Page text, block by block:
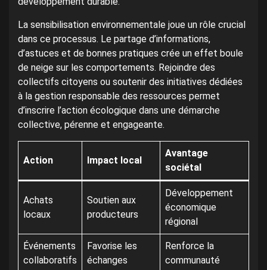
La sensibilisation environnementale joue un rôle crucial
dans ce processus. Le partage d’informations,
d’astuces et de bonnes pratiques crée un effet boule
de neige sur les comportements. Rejoindre des
collectifs citoyens ou soutenir des initiatives dédiées
à la gestion responsable des ressources permet
d’inscrire l’action écologique dans une démarche
collective, pérenne et engageante.
Action Impact local
Avantage
sociétal
Achats
locaux
Soutien aux
producteurs
Développement
économique
régional
Événements
collaboratifs
Favorise les
échanges
Renforce la
communauté